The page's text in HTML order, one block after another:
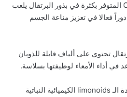
7- تعزيز المناعة، ففيتامين C المتوفر بكثرة في بذور البرتقال يلعب
فعالا في تعزيز مناعة الجسم
تحتوي على ألياف قابلة للذوبان
في أداء الأمعاء لوظيفتها بسلاسة.
9- خفض الكوليسترول، فمادة الـ limonoids الكيميائية النباتية